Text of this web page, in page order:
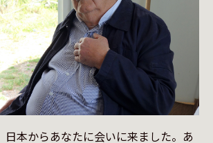
本からあなたに会いに来ました。あ